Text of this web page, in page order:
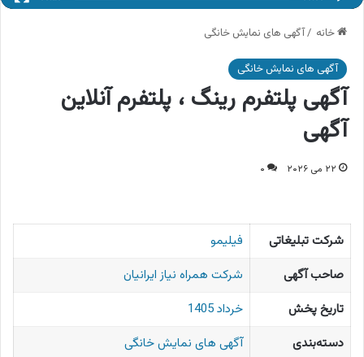
خانه /آگهی های نمایش خانگی
آگهی های نمایش خانگی
آگهی پلتفرم رینگ ، پلتفرم آنلاین
آگهی
۲۲ می ۲۰۲۶ ۰
شرکت تبلیغاتی
فیلیمو
صاحب آگهی
شرکت همراه نیاز ایرانیان
تاریخ پخش
خرداد 1405
دسته‌بندی
آگهی های نمایش خانگی